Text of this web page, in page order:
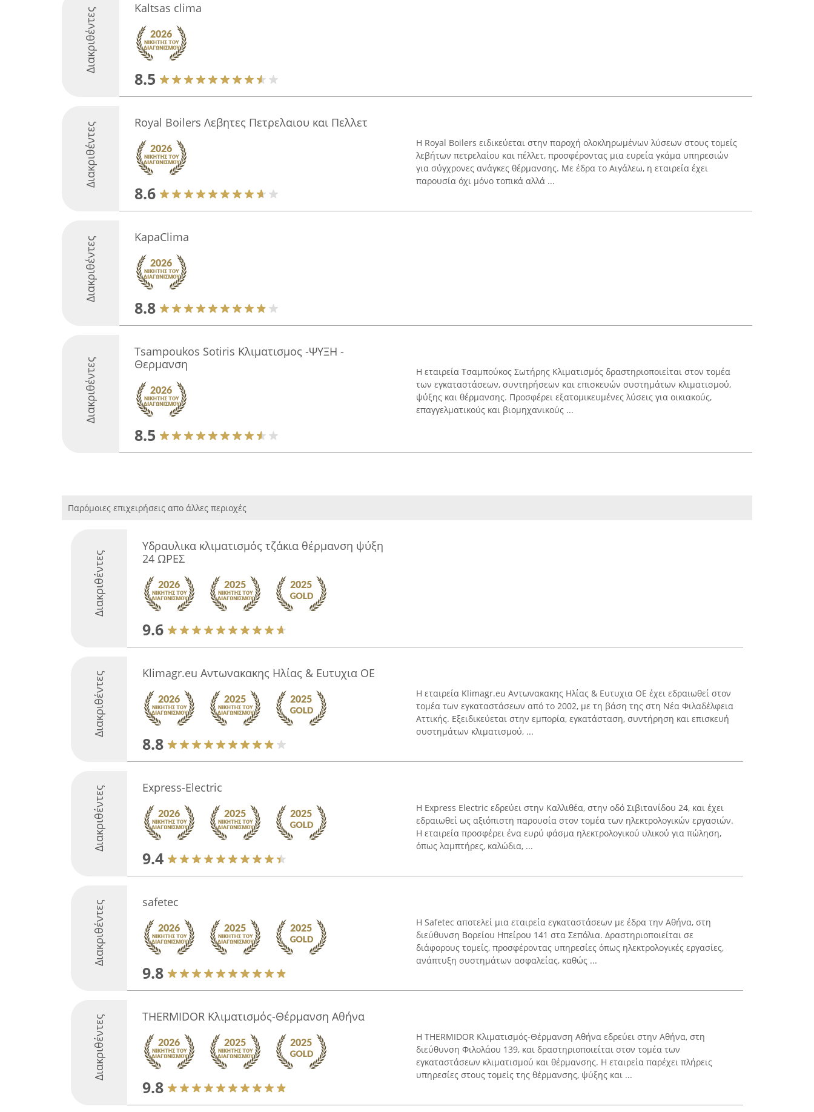
Διακριθέντες Kaltsas clima
8.5
Διακριθέντες Royal Boilers Λεβητες Πετρελαιου και Πελλετ
8.6
Η Royal Boilers ειδικεύεται στην παροχή ολοκληρωμένων λύσεων στους τομείς
λεβήτων πετρελαίου και πέλλετ, προσφέροντας μια ευρεία γκάμα υπηρεσιών
για σύγχρονες ανάγκες θέρμανσης. Με έδρα το Αιγάλεω, η εταιρεία έχει
παρουσία όχι μόνο τοπικά αλλά ...
Διακριθέντες KapaClima
8.8
Διακριθέντες
Tsampoukos Sotiris Κλιματισμος -ΨΥΞΗ -
Θερμανση
8.5
Η εταιρεία Τσαμπούκος Σωτήρης Κλιματισμός δραστηριοποιείται στον τομέα
των εγκαταστάσεων, συντηρήσεων και επισκευών συστημάτων κλιματισμού,
ψύξης και θέρμανσης. Προσφέρει εξατομικευμένες λύσεις για οικιακούς,
επαγγελματικούς και βιομηχανικούς ...
Παρόμοιες επιχειρήσεις απο άλλες περιοχές
Διακριθέντες
Υδραυλικα κλιματισμός τζάκια θέρμανση ψύξη
24 ΩΡΕΣ
9.6
Διακριθέντες Klimagr.eu Αντωνακακης Ηλίας & Ευτυχια ΟΕ
8.8
Η εταιρεία Klimagr.eu Αντωνακακης Ηλίας & Ευτυχια ΟΕ έχει εδραιωθεί στον
τομέα των εγκαταστάσεων από το 2002, με τη βάση της στη Νέα Φιλαδέλφεια
Αττικής. Εξειδικεύεται στην εμπορία, εγκατάσταση, συντήρηση και επισκευή
συστημάτων κλιματισμού, ...
Διακριθέντες Express-Εlectric
9.4
Η Express Electric εδρεύει στην Καλλιθέα, στην οδό Σιβιτανίδου 24, και έχει
εδραιωθεί ως αξιόπιστη παρουσία στον τομέα των ηλεκτρολογικών εργασιών.
Η εταιρεία προσφέρει ένα ευρύ φάσμα ηλεκτρολογικού υλικού για πώληση,
όπως λαμπτήρες, καλώδια, ...
Διακριθέντες safetec
9.8
Η Safetec αποτελεί μια εταιρεία εγκαταστάσεων με έδρα την Αθήνα, στη
διεύθυνση Βορείου Ηπείρου 141 στα Σεπόλια. Δραστηριοποιείται σε
διάφορους τομείς, προσφέροντας υπηρεσίες όπως ηλεκτρολογικές εργασίες,
ανάπτυξη συστημάτων ασφαλείας, καθώς ...
Διακριθέντες THERMIDOR Κλιματισμός-Θέρμανση Αθήνα
9.8
Η THERMIDOR Κλιματισμός-Θέρμανση Αθήνα εδρεύει στην Αθήνα, στη
διεύθυνση Φιλολάου 139, και δραστηριοποιείται στον τομέα των
εγκαταστάσεων κλιματισμού και θέρμανσης. Η εταιρεία παρέχει πλήρεις
υπηρεσίες στους τομείς της θέρμανσης, ψύξης και ...